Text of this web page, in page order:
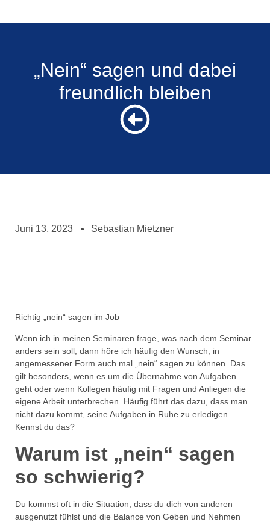
„Nein“ sagen und dabei
freundlich bleiben
Juni 13, 2023 Sebastian Mietzner
Richtig „nein“ sagen im Job
Wenn ich in meinen Seminaren frage, was nach dem Seminar
anders sein soll, dann höre ich häufig den Wunsch, in
angemessener Form auch mal „nein“ sagen zu können. Das
gilt besonders, wenn es um die Übernahme von Aufgaben
geht oder wenn Kollegen häufig mit Fragen und Anliegen die
eigene Arbeit unterbrechen. Häufig führt das dazu, dass man
nicht dazu kommt, seine Aufgaben in Ruhe zu erledigen.
Kennst du das?
Warum ist „nein“ sagen
so schwierig?
Du kommst oft in die Situation, dass du dich von anderen
ausgenutzt fühlst und die Balance von Geben und Nehmen